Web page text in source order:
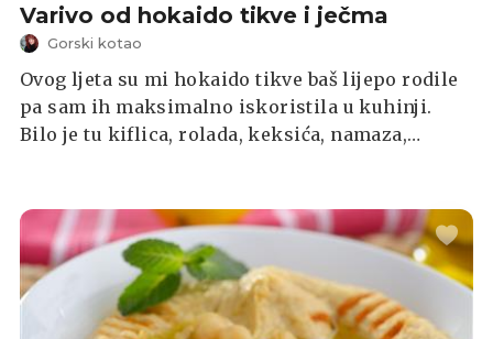
Varivo od hokaido tikve i ječma
Gorski kotao
Ovog ljeta su mi hokaido tikve baš lijepo rodile
pa sam ih maksimalno iskoristila u kuhinji.
Bilo je tu kiflica, rolada, keksića, namaza,
slatka, tikve volim staviti i u slana jela poput
juha, variva i slanih kruhova i pogača. A pošto
su nam stigli tmurni, prohladni i kišni dani,
ovakva variva su prava riznica okrjepe, dobrog
raspoloženja i zdravlja. Tako je nastalo i ovo